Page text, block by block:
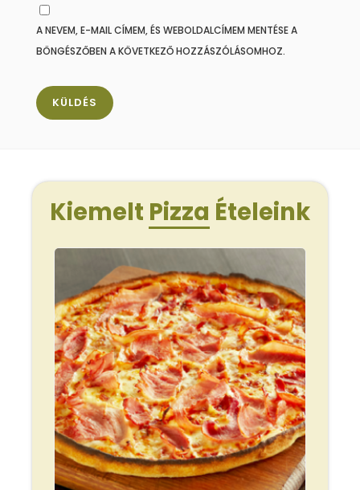
A NEVEM, E-MAIL CÍMEM, ÉS WEBOLDALCÍMEM MENTÉSE A
BÖNGÉSZŐBEN A KÖVETKEZŐ HOZZÁSZÓLÁSOMHOZ.
Kiemelt Pizza Ételeink